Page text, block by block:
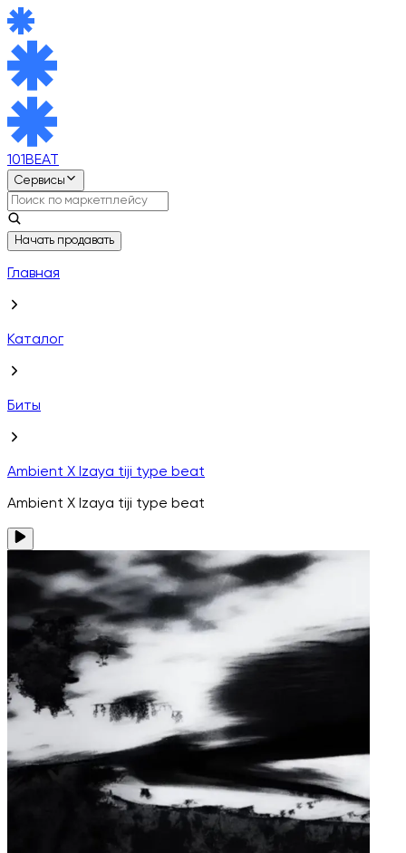
101BEAT
Сервисы
Начать продавать
Главная
Каталог
Биты
Ambient X Izaya tiji type beat
Ambient X Izaya tiji type beat